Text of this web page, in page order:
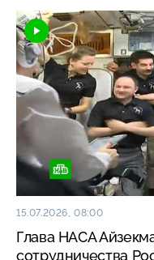
15.07.2026, 08:00
Глава НАСА
сотрудничества